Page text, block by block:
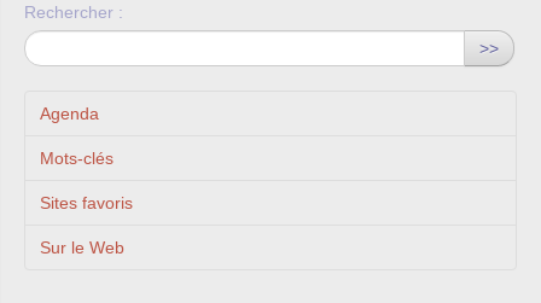
Rechercher :
>>
Agenda
Mots-clés
Sites favoris
Sur le Web